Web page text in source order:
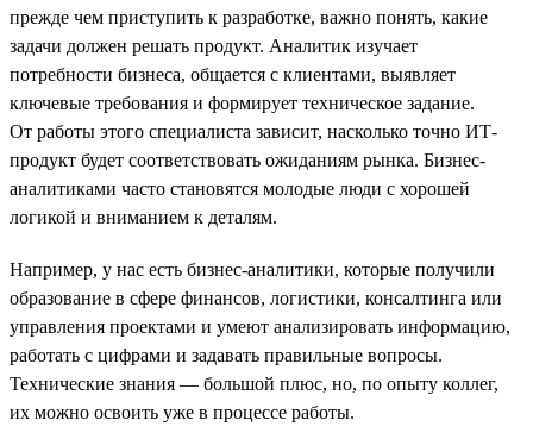
прежде чем приступить к разработке, важно понять, какие
задачи должен решать продукт. Аналитик изучает
потребности бизнеса, общается с клиентами, выявляет
ключевые требования и формирует техническое задание.
От работы этого специалиста зависит, насколько точно ИТ-
продукт будет соответствовать ожиданиям рынка. Бизнес-
аналитиками часто становятся молодые люди с хорошей
логикой и вниманием к деталям.
Например, у нас есть бизнес-аналитики, которые получили
образование в сфере финансов, логистики, консалтинга или
управления проектами и умеют анализировать информацию,
работать с цифрами и задавать правильные вопросы.
Технические знания — большой плюс, но, по опыту коллег,
их можно освоить уже в процессе работы.